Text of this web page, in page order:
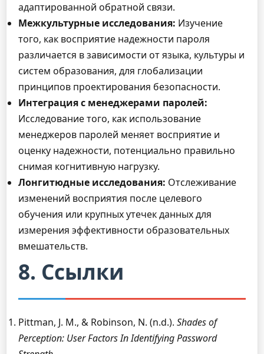
адаптированной обратной связи.
Межкультурные исследования: Изучение
того, как восприятие надежности пароля
различается в зависимости от языка, культуры и
систем образования, для глобализации
принципов проектирования безопасности.
Интеграция с менеджерами паролей:
Исследование того, как использование
менеджеров паролей меняет восприятие и
оценку надежности, потенциально правильно
снимая когнитивную нагрузку.
Лонгитюдные исследования: Отслеживание
изменений восприятия после целевого
обучения или крупных утечек данных для
измерения эффективности образовательных
вмешательств.
8. Ссылки
Pittman, J. M., & Robinson, N. (n.d.). Shades of
Perception: User Factors In Identifying Password